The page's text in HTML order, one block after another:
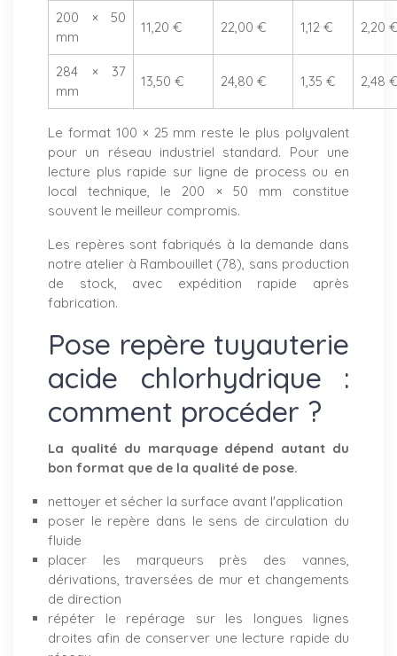
200 × 50
mm
11,20 € 22,00 € 1,12 € 2,20
284 × 37
mm
13,50 € 24,80 € 1,35 € 2,48
Le format 100 × 25 mm reste le plus polyvalent
pour un réseau industriel standard. Pour une
lecture plus rapide sur ligne de process ou en
local technique, le 200 × 50 mm constitue
souvent le meilleur compromis.
Les repères sont fabriqués à la demande dans
notre atelier à Rambouillet (78), sans production
de stock, avec expédition rapide après
fabrication.
Pose repère tuyauterie
acide chlorhydrique :
comment procéder ?
La qualité du marquage dépend autant du
bon format que de la qualité de pose.
nettoyer et sécher la surface avant l'application
poser le repère dans le sens de circulation du
fluide
placer les marqueurs près des vannes,
dérivations, traversées de mur et changements
de direction
répéter le repérage sur les longues lignes
droites afin de conserver une lecture rapide du